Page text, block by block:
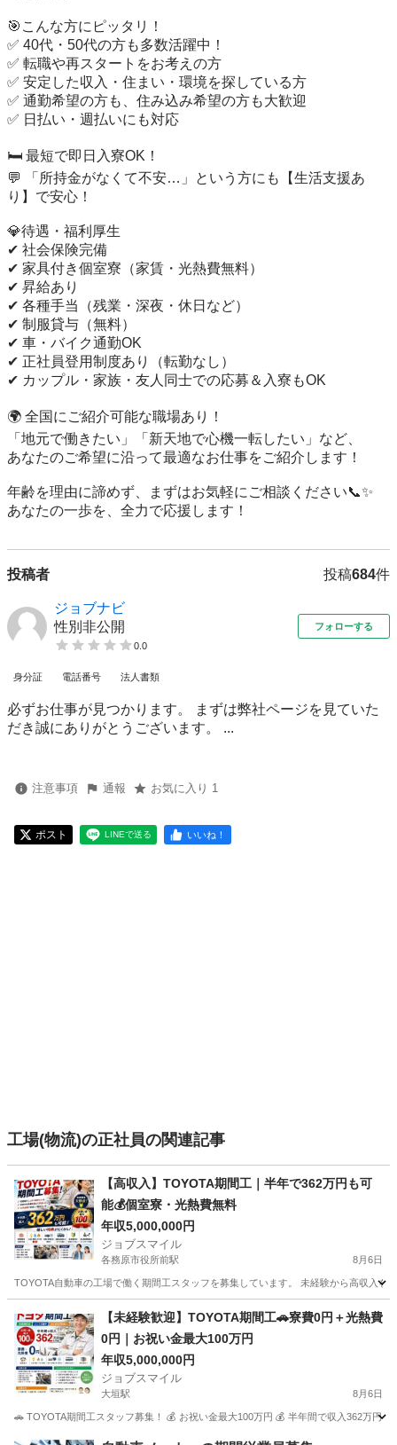
🎯こんな方にピッタリ！
✅ 40代・50代の方も多数活躍中！
✅ 転職や再スタートをお考えの方
✅ 安定した収入・住まい・環境を探している方
✅ 通勤希望の方も、住み込み希望の方も大歓迎
✅ 日払い・週払いにも対応
🛏 最短で即日入寮OK！
💬 「所持金がなくて不安…」という方にも【生活支援あ
り】で安心！
💎待遇・福利厚生
✔ 社会保険完備
✔ 家具付き個室寮（家賃・光熱費無料）
✔ 昇給あり
✔ 各種手当（残業・深夜・休日など）
✔ 制服貸与（無料）
✔ 車・バイク通勤OK
✔ 正社員登用制度あり（転勤なし）
✔ カップル・家族・友人同士での応募＆入寮もOK
🌍 全国にご紹介可能な職場あり！
「地元で働きたい」「新天地で心機一転したい」など、
あなたのご希望に沿って最適なお仕事をご紹介します！
年齢を理由に諦めず、まずはお気軽にご相談ください📞✨
あなたの一歩を、全力で応援します！
投稿者 投稿684件
ジョブナビ
性別非公開
0.0
フォローする
身分証 電話番号 法人書類
必ずお仕事が見つかります。 まずは弊社ページを見ていた
だき誠にありがとうございます。 ...
注意事項 通報 お気に入り 1
ポスト LINEで送る いいね！
工場(物流)の正社員の関連記事
【高収入】TOYOTA期間工｜半年で362万円も可
能💰個室寮・光熱費無料
年収5,000,000円
ジョブスマイル
各務原市役所前駅 8月6日
TOYOTA自動車の工場で働く期間工スタッフを募集しています。 未経験から
各務原市役所前駅 工場 未経験
【未経験歓迎】TOYOTA期間工🚗寮費0円＋光熱費
0円｜お祝い金最大100万円
年収5,000,000円
ジョブスマイル
大垣駅 8月6日
🚗 TOYOTA期間工スタッフ募集！ 💰 お祝い金最大100万円 💰 半年間で収入362万円